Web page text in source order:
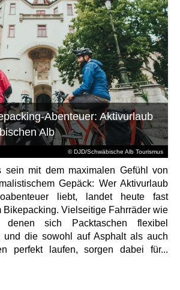
© DJD/Schwäbische Alb Tourismus
Abenteuer: Aktivurlaub
Alb
sein mit dem maximalen Gefühl von
Gepäck: Wer Aktivurlaub
liebt, landet heute fast
Bikepacking. Vielseitige Fahrräder wie
denen sich Packtaschen flexibel
und die sowohl auf Asphalt als auch
perfekt laufen, sorgen dabei für...